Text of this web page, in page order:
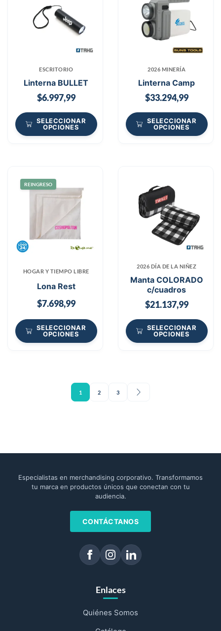
ESCRITORIO
Linterna BULLET
$6.997,99
SELECCIONAR
OPCIONES
2026 MINERÍA
Linterna Camp
$33.294,99
SELECCIONAR
OPCIONES
REINGRESO
HOGAR Y TIEMPO LIBRE
Lona Rest
$7.698,99
SELECCIONAR
OPCIONES
2026 DÍA DE LA NIÑEZ
Manta COLORADO
c/cuadros
$21.137,99
SELECCIONAR
OPCIONES
1 2 3
Especialistas en merchandising corporativo. Transformamos
tu marca en productos únicos que conectan con tu
audiencia.
CONTÁCTANOS
Enlaces
Quiénes Somos